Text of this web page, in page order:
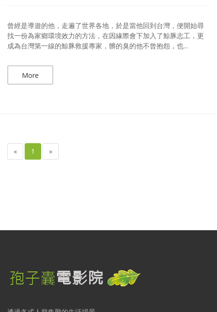
曾經是導遊的他，走遍了世界各地，於是當他回到台灣，便開始尋
找一份為家鄉環境效力的方法，在因緣際會下加入了鯨豚志工，更
成為台灣第一線的鯨豚救援專家，髒的臭的他不曾抱怨，也...
More
« 1 »